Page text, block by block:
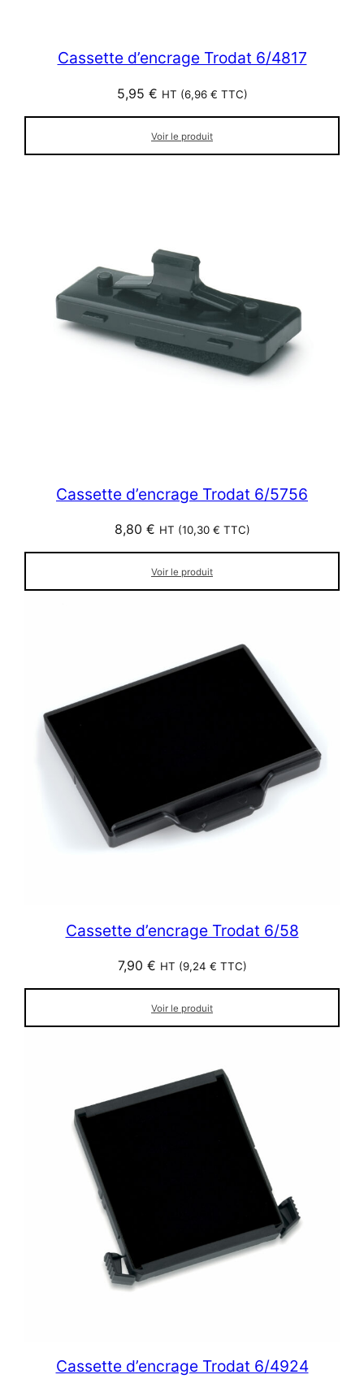
Cassette d’encrage Trodat 6/4817
5,95 € HT (6,96 € TTC)
Voir le produit
Cassette d’encrage Trodat 6/5756
8,80 € HT (10,30 € TTC)
Voir le produit
Cassette d’encrage Trodat 6/58
7,90 € HT (9,24 € TTC)
Voir le produit
Cassette d’encrage Trodat 6/4924